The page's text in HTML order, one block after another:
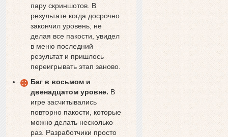
пару скриншотов. В
результате когда досрочно
закончил уровень, не
делая все пакости, увидел
в меню последний
результат и пришлось
переигрывать этап заново.
Баг в восьмом и
двенадцатом уровне. В
игре засчитывались
повторно пакости, которые
можно делать несколько
раз. Разработчики просто